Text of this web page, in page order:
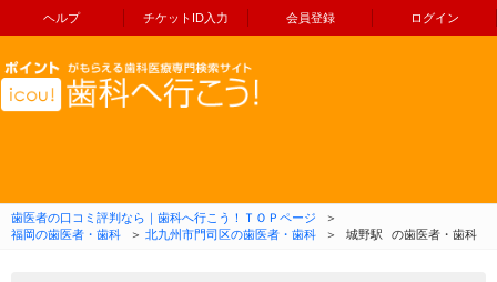
ヘルプ チケットID入力 会員登録 ログイン
コンテンツへ移動
歯医者の口コミ評判なら｜歯科へ行こう！ＴＯＰページ
＞
福岡の歯医者・歯科
＞ 北九州市門司区の歯医者・歯科 ＞ 城野駅 の歯医者・歯科